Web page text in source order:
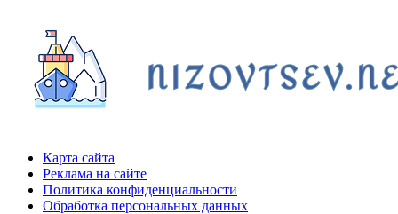
Карта сайта
Реклама на сайте
Политика конфиденциальности
Обработка персональных данных